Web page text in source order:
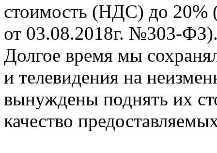
стоимость (НДС) до 20%
от 03.08.2018г. №303-
Долгое время мы
и телевидения на
вынуждены поднять их
качество